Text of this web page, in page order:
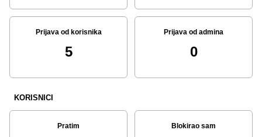
Prijava od korisnika
5
Prijava od admina
0
KORISNICI
Pratim Blokirao sam